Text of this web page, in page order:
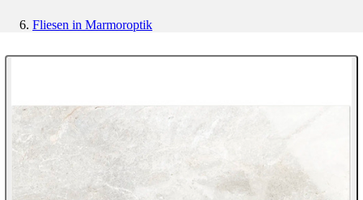
Fliesen in Marmoroptik